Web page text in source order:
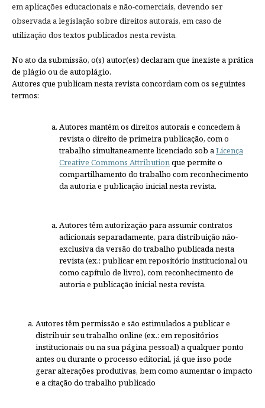
em aplicações educacionais e não-comerciais, devendo ser
observada a legislação sobre direitos autorais, em caso de
utilização dos textos publicados nesta revista.
No ato da submissão, o(s) autor(es) declaram que inexiste a prática
de plágio ou de autoplágio.
Autores que publicam nesta revista concordam com os seguintes
termos:
Autores mantém os direitos autorais e concedem à
revista o direito de primeira publicação, com o
trabalho simultaneamente licenciado sob aLicença
Creative Commons Attributionque permite o
compartilhamento do trabalho com reconhecimento
da autoria e publicação inicial nesta revista.
Autores têm autorização para assumir contratos
adicionais separadamente, para distribuição não-
exclusiva da versão do trabalho publicada nesta
revista (ex.: publicar em repositório institucional ou
como capítulo de livro), com reconhecimento de
autoria e publicação inicial nesta revista.
Autores têm permissão e são estimulados a publicar e
distribuir seu trabalho online (ex.: em repositórios
institucionais ou na sua página pessoal) a qualquer ponto
antes ou durante o processo editorial, já que isso pode
gerar alterações produtivas, bem como aumentar o impacto
e a citação do trabalho publicado